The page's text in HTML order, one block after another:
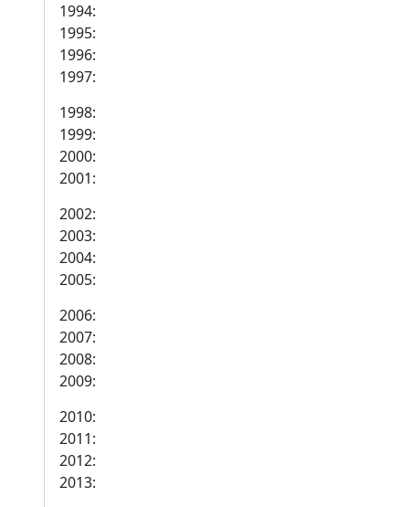
1994:
1995:
1996:
1997:
1998:
1999:
2000:
2001:
2002:
2003:
2004:
2005:
2006:
2007:
2008:
2009:
2010:
2011:
2012:
2013: